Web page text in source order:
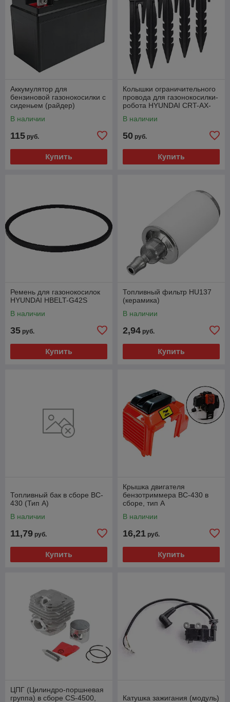
Аккумулятор для
бензиновой газонокосилки с
сиденьем (райдер)
В наличии
115 руб.
Купить
Колышки ограничительного
провода для газонокосилки-
робота HYUNDAI CRT-AX-
В наличии
50 руб.
Купить
Ремень для газонокосилок
HYUNDAI HBELT-G42S
В наличии
35 руб.
Купить
Топливный фильтр HU137
(керамика)
В наличии
2,94 руб.
Купить
Топливный бак в сборе BC-
430 (Тип А)
В наличии
11,79 руб.
Купить
Крышка двигателя
бензотриммера BC-430 в
сборе, тип A
В наличии
16,21 руб.
Купить
ЦПГ (Цилиндро-поршневая
группа) в сборе CS-4500,
Катушка зажигания (модуль)